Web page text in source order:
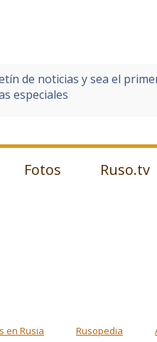
de noticias y sea el
especiales
Fotos Ruso.tv
en Rusia Rusopedia